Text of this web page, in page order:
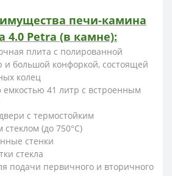
печи-камина
4.0 Petra (в камне):
плита с полированной
и большой конфоркой, состоящей
колец
41 литр с встроенным
с термостойким
(до 750°C)
стенки
стекла
подачи первичного и вторичного